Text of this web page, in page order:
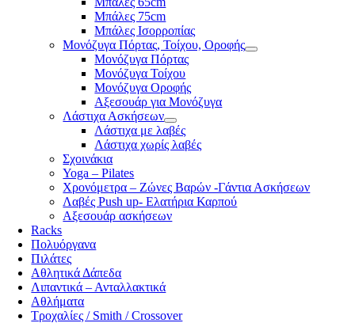
Μπάλες 75cm
Μπάλες Ισορροπίας
Μονόζυγα Πόρτας, Τοίχου, Οροφής
Μονόζυγα Πόρτας
Μονόζυγα Τοίχου
Μονόζυγα Οροφής
Αξεσουάρ για Μονόζυγα
Λάστιχα Ασκήσεων
Λάστιχα με λαβές
Λάστιχα χωρίς λαβές
Σχοινάκια
Yoga – Pilates
Χρονόμετρα – Ζώνες Βαρών -Γάντια Ασκήσεων
Λαβές Push up- Ελατήρια Καρπού
Αξεσουάρ ασκήσεων
Racks
Πολυόργανα
Πιλάτες
Αθλητικά Δάπεδα
Λιπαντικά – Ανταλλακτικά
Αθλήματα
Τροχαλίες / Smith / Crossover